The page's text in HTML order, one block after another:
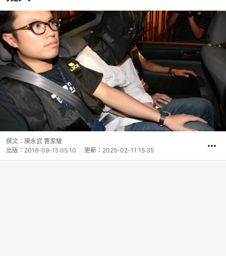
撰文： 陳永武 曹家駿
出版： 2016-09-15 05:10 更新： 2025-02-11 15:35